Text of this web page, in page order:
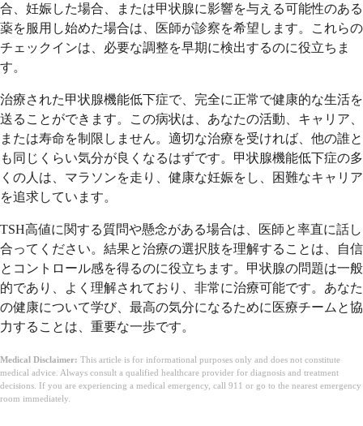
合、妊娠した場合、または甲状腺に影響を与える可能性のある
薬を服用し始めた場合は、医師が診察を希望します。これらの
チェックインは、必要な調整を早期に検出するのに役立ちま
す。
治療された甲状腺機能低下症で、完全に正常で健康的な生活を
送ることができます。この病状は、あなたの活動、キャリア、
または寿命を制限しません。適切な治療を受ければ、他の誰と
も同じくらい気分が良くなるはずです。甲状腺機能低下症の多
くの人は、マラソンを走り、健康な妊娠をし、困難なキャリア
を追求しています。
TSH高値に関する質問や懸念がある場合は、医師と率直に話し
合ってください。結果と治療の選択肢を理解することは、自信
とコントロール感を得るのに役立ちます。甲状腺の問題は一般
的であり、よく理解されており、非常に治療可能です。あなた
の健康について学び、最高の気分になるために医療チームと協
力することは、重要な一歩です。
Medical Disclaimer: This article is for informational purposes only and does not constitute
medical advice. Always consult a qualified healthcare provider for diagnosis and treatment
decisions. If you are experiencing a medical emergency, call 911 or go to the nearest emergency
room immediately.